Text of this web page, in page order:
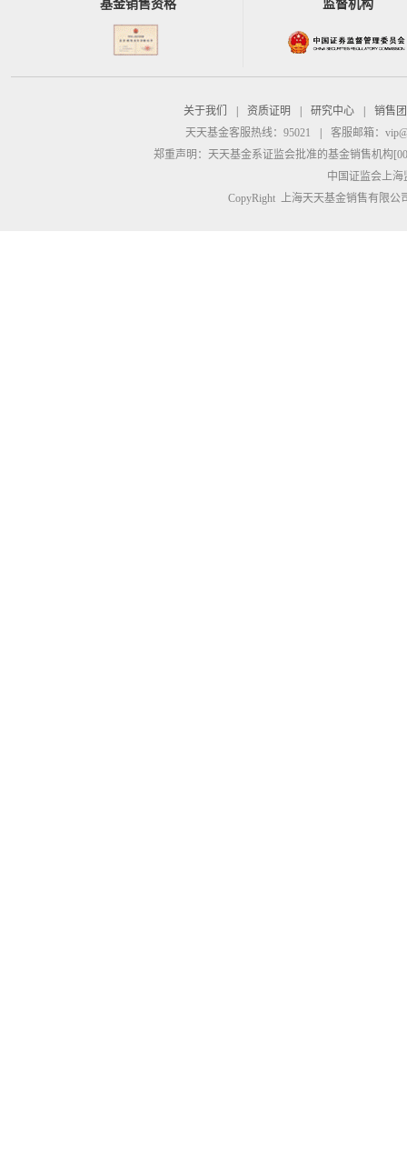
基金销售资格 监督机构
关于我们 资质证明 研究中心
销售
天天基金客服热线：95021
客服邮箱：
郑重声明： 天天基金系证监会批准的基金销售机构
中国证监会上
CopyRight 上海天天基金销售有限